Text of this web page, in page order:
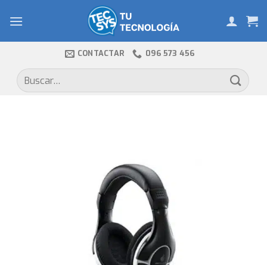
CONTACTAR 096 573 456
Buscar
por: